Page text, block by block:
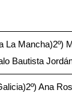
La Mancha)2º)
Bautista
Ana